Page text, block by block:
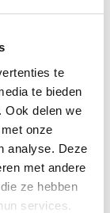
te
te bieden
Ook delen we
onze
analyse. Deze
met andere
ze hebben
services.
bij
of werk je